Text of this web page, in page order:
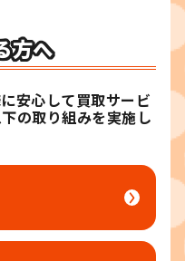
方へ
安心して買取サービ
の取り組みを実施し